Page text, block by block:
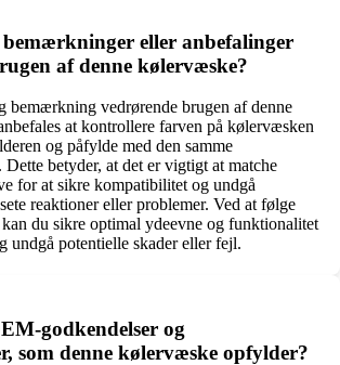
eller anbefalinger
af denne kølervæske?
bemærkning vedrørende brugen af denne
at kontrollere farven på kølervæsken
og påfylde med den samme
betyder, at det er vigtigt at matche
for at sikre kompatibilitet og undgå
reaktioner eller problemer. Ved at følge
du sikre optimal ydeevne og funktionalitet
undgå potentielle skader eller fejl.
godkendelser og
som denne kølervæske opfylder?